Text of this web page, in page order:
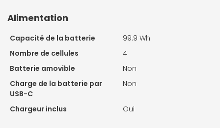
Alimentation
Capacité de la batterie
99.9 Wh
Nombre de cellules
4
Batterie amovible
Non
Charge de la batterie par
USB-C
Non
Chargeur inclus Oui